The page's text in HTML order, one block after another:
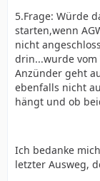
5.Frage: Würde
starten,wenn
nicht
drin...wurde vom
Anzünder geht
ebenfalls nicht
hängt und ob
Ich bedanke
letzter Ausweg,